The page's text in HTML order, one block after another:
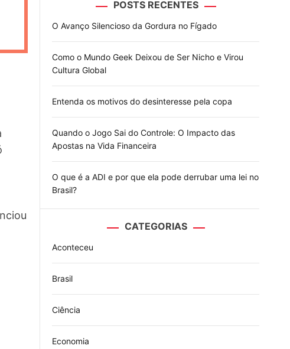
o
e
POSTS RECENTES
O Avanço Silencioso da Gordura no Fígado
Como o Mundo Geek Deixou de Ser Nicho e Virou
Cultura Global
Entenda os motivos do desinteresse pela copa
Quando o Jogo Sai do Controle: O Impacto das
Apostas na Vida Financeira
O que é a ADI e por que ela pode derrubar uma lei no
Brasil?
CATEGORIAS
Aconteceu
Brasil
Ciência
Economia